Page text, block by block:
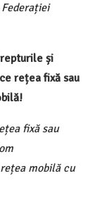
și
rețea fixă sau
fixă sau
mobilă cu